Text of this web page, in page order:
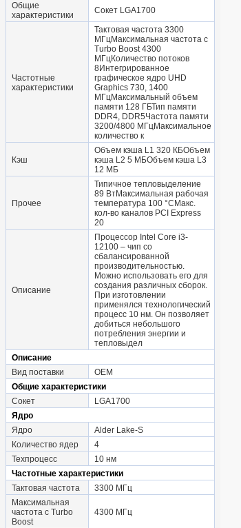
Общие
характеристики
Сокет LGA1700
Частотные
характеристики
Тактовая частота 3300
МГцМаксимальная частота с
Turbo Boost 4300
МГцКоличество потоков
8Интегрированное
графическое ядро UHD
Graphics 730, 1400
МГцМаксимальный объем
памяти 128 ГБТип памяти
DDR4, DDR5Частота памяти
3200/4800 МГцМаксимальное
количество к
Кэш
Объем кэша L1 320 КБОбъем
кэша L2 5 МБОбъем кэша L3
12 МБ
Прочее
Типичное тепловыделение
89 ВтМаксимальная рабочая
температура 100 °CМакс.
кол-во каналов PCI Express
20
Описание
Процессор Intel Core i3-
12100 – чип со
сбалансированной
производительностью.
Можно использовать его для
создания различных сборок.
При изготовлении
применялся технологический
процесс 10 нм. Он позволяет
добиться небольшого
потребления энергии и
тепловыдел
Описание
Вид поставки
OEM
Общие характеристики
Сокет
LGA1700
Ядро
Ядро
Alder Lake-S
Количество ядер
4
Техпроцесс
10 нм
Частотные характеристики
Тактовая частота
3300 МГц
Максимальная
частота с Turbo
Boost
4300 МГц